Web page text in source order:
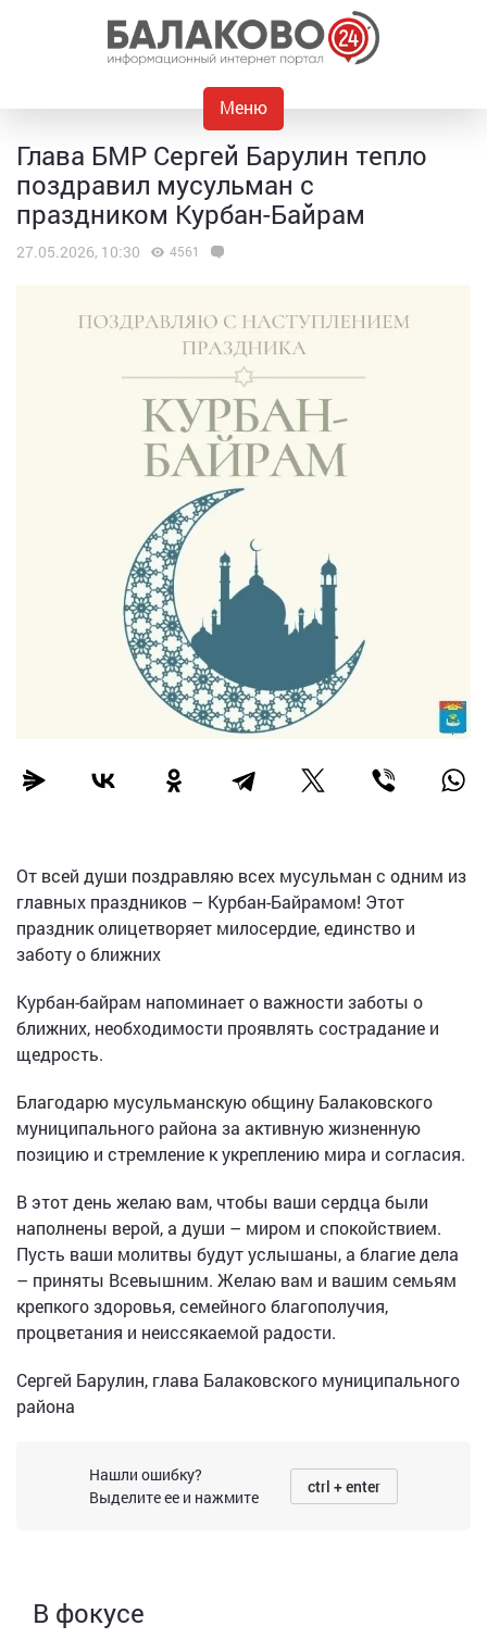
Меню
Глава БМР Сергей Барулин тепло
поздравил мусульман с
праздником Курбан-Байрам
27.05.2026, 10:30 4561
От всей души поздравляю всех мусульман с одним из
главных праздников – Курбан-Байрамом! Этот
праздник олицетворяет милосердие, единство и
заботу о ближних
Курбан-байрам напоминает о важности заботы о
ближних, необходимости проявлять сострадание и
щедрость.
Благодарю мусульманскую общину Балаковского
муниципального района за активную жизненную
позицию и стремление к укреплению мира и согласия.
В этот день желаю вам, чтобы ваши сердца были
наполнены верой, а души – миром и спокойствием.
Пусть ваши молитвы будут услышаны, а благие дела
– приняты Всевышним. Желаю вам и вашим семьям
крепкого здоровья, семейного благополучия,
процветания и неиссякаемой радости.
Сергей Барулин, глава Балаковского муниципального
района
Нашли ошибку?
Выделите ее и нажмите
ctrl + enter
В фокусе